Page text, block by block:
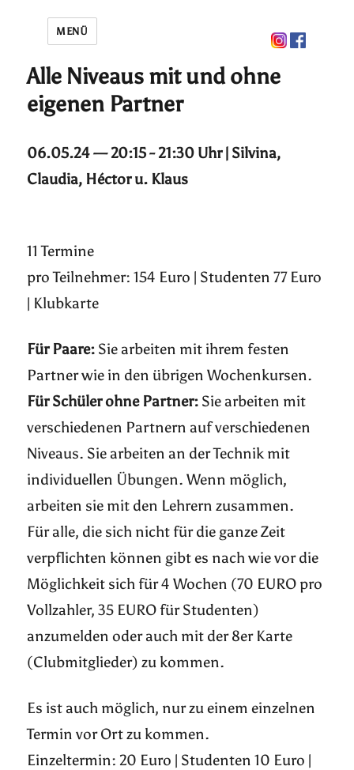
MENÜ
Alle Niveaus mit und ohne
eigenen Partner
06.05.24 — 20:15 - 21:30 Uhr | Silvina,
Claudia, Héctor u. Klaus
11 Termine
pro Teilnehmer: 154 Euro | Studenten 77 Euro
| Klubkarte
Für Paare: Sie arbeiten mit ihrem festen
Partner wie in den übrigen Wochenkursen.
Für Schüler ohne Partner: Sie arbeiten mit
verschiedenen Partnern auf verschiedenen
Niveaus. Sie arbeiten an der Technik mit
individuellen Übungen. Wenn möglich,
arbeiten sie mit den Lehrern zusammen.
Für alle, die sich nicht für die ganze Zeit
verpflichten können gibt es nach wie vor die
Möglichkeit sich für 4 Wochen (70 EURO pro
Vollzahler, 35 EURO für Studenten)
anzumelden oder auch mit der 8er Karte
(Clubmitglieder) zu kommen.
Es ist auch möglich, nur zu einem einzelnen
Termin vor Ort zu kommen.
Einzeltermin: 20 Euro | Studenten 10 Euro |